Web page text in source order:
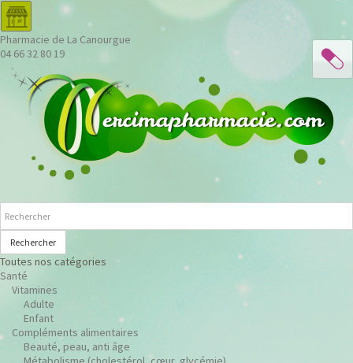
Pharmacie de La Canourgue
04 66 32 80 19
Rechercher
Toutes nos catégories
Santé
Vitamines
Adulte
Enfant
Compléments alimentaires
Beauté, peau, anti âge